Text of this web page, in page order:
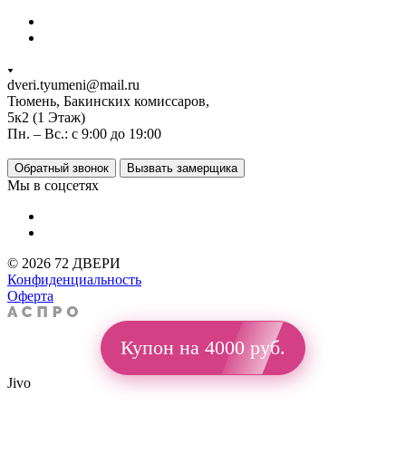
dveri.tyumeni@mail.ru
Тюмень, Бакинских комиссаров,
5к2 (1 Этаж)
Пн. – Вс.: с 9:00 до 19:00
Обратный звонок Вызвать замерщика
Мы в соцсетях
© 2026 72 ДВЕРИ
Конфиденциальность
Оферта
Купон на 4000 руб.
Jivo